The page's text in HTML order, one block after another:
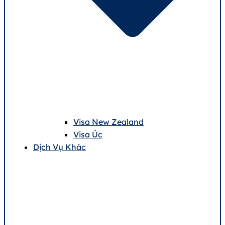
Visa New Zealand
Visa Úc
Dịch Vụ Khác